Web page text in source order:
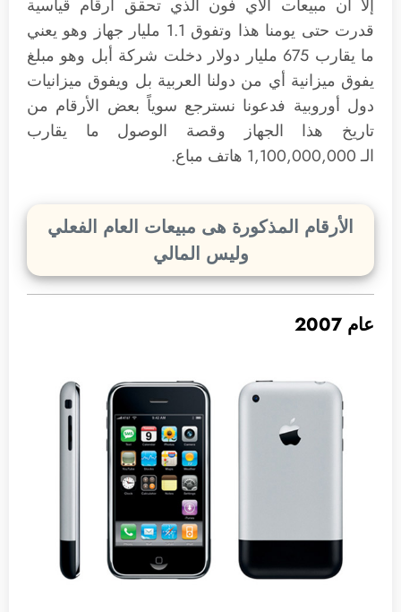
إلا أن مبيعات الآي فون الذي تحقق أرقام قياسية
قدرت حتى يومنا هذا وتفوق 1.1 مليار جهاز وهو يعني
ما يقارب 675 مليار دولار دخلت شركة أبل وهو مبلغ
يفوق ميزانية أي من دولنا العربية بل ويفوق ميزانيات
دول أوروبية فدعونا نسترجع سوياً بعض الأرقام من
تاريخ هذا الجهاز وقصة الوصول ما يقارب
الـ 1,100,000,000 هاتف مباع.
الأرقام المذكورة هى مبيعات العام الفعلي
وليس المالي
عام 2007